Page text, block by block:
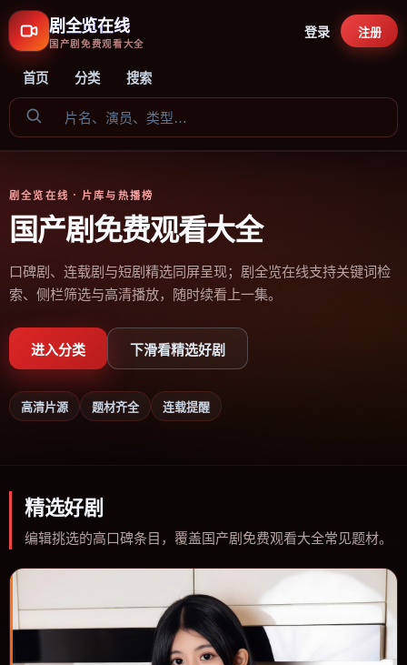
剧全览在线
国产剧免费观看大全
首页 分类 搜索
登录 注册
剧全览在线 · 片库与热播榜
国产剧免费观看大全
口碑剧、连载剧与短剧精选同屏呈现；剧全览在线支持关键词检
索、侧栏筛选与高清播放，随时续看上一集。
进入分类 下滑看精选好剧
高清片源 题材齐全 连载提醒
精选好剧
编辑挑选的高口碑条目，覆盖国产剧免费观看大全常见题材。